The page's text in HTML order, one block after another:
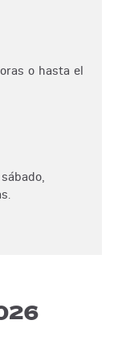
o hasta el